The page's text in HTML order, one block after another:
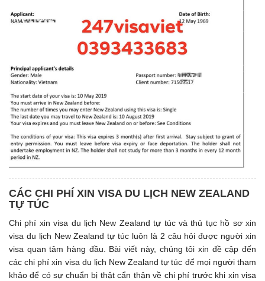
CÁC CHI PHÍ XIN VISA DU LỊCH NEW ZEALAND
TỰ TÚC
Chi phí xin visa du lịch New Zealand tự túc và thủ tục hồ sơ xin
visa du lịch New Zealand tự túc luôn là 2 câu hỏi được người xin
visa quan tâm hàng đầu. Bài viết này, chúng tôi xin đề cập đến
các chi phí xin visa du lịch New Zealand tự túc để mọi người tham
khảo để có sự chuẩn bị thật cẩn thận về chi phí trước khi xin visa